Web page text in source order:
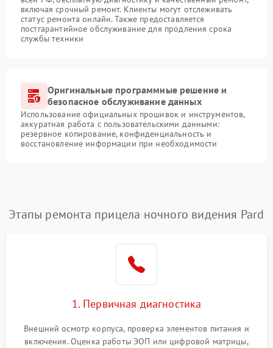
включая срочный ремонт. Клиенты могут отслеживать
статус ремонта онлайн. Также предоставляется
постгарантийное обслуживание для продления срока
службы техники
Оригинальные программные решение и
безопасное обслуживание данных
Использование официальных прошивок и инструментов,
аккуратная работа с пользовательскими данными:
резервное копирование, конфиденциальность и
восстановление информации при необходимости
Этапы ремонта прицела ночного видения Pard
1. Первичная диагностика
Внешний осмотр корпуса, проверка элементов питания и
включения. Оценка работы ЭОП или цифровой матрицы,